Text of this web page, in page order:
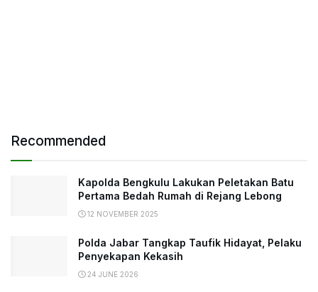
Recommended
Kapolda Bengkulu Lakukan Peletakan Batu
Pertama Bedah Rumah di Rejang Lebong
12 NOVEMBER 2025
Polda Jabar Tangkap Taufik Hidayat, Pelaku
Penyekapan Kekasih
24 JUNE 2026